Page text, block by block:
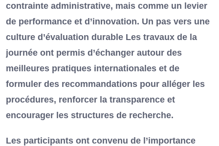
contrainte administrative, mais comme un levier
de performance et d’innovation. Un pas vers une
culture d’évaluation durable Les travaux de la
journée ont permis d’échanger autour des
meilleures pratiques internationales et de
formuler des recommandations pour alléger les
procédures, renforcer la transparence et
encourager les structures de recherche.
Les participants ont convenu de l’importance